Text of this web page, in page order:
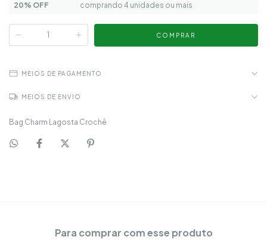
20% OFF comprando 4 unidades ou mais
MEIOS DE PAGAMENTO
MEIOS DE ENVIO
Bag Charm Lagosta Crochê
Para comprar com esse produto